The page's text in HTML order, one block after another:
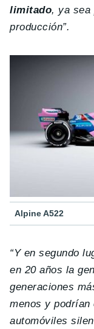
limitado, ya sea
producción”.
Alpine A522
“Y en segundo
en 20 años la
generaciones
menos y podrían
automóviles